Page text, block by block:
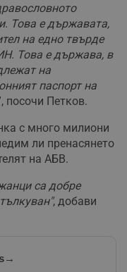
Това е държавата,
на едно твърде
Това е държава, в
на
паспорт на
посочи Петков.
с много милиони
ли пренасянето
на АБВ.
са добре
, добави
→